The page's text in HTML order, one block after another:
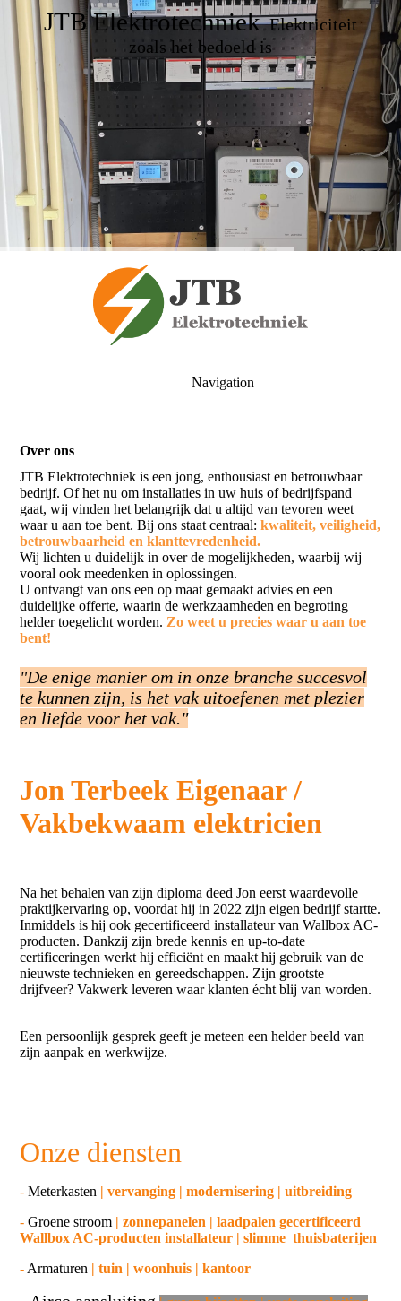
JTB ElektrotechniekElektriciteit
zoals het bedoeld is
Navigation
Over ons
JTB Elektrotechniek is een jong, enthousiast en betrouwbaar
bedrijf. Of het nu om installaties in uw huis of bedrijfspand
gaat, wij vinden het belangrijk dat u altijd van tevoren weet
waar u aan toe bent. Bij ons staat centraal:kwaliteit, veiligheid,
betrouwbaarheid en klanttevredenheid.
Wij lichten u duidelijk in over de mogelijkheden, waarbij wij
vooral ook meedenken in oplossingen.
U ontvangt van ons een op maat gemaakt advies en een
duidelijke offerte, waarin de werkzaamheden en begroting
helder toegelicht worden. Zo weet u precies waar u aan toe
bent!
"De enige manier om in onze branche succesvol
te kunnen zijn, is het vak uitoefenen met plezier
en liefde voor het vak."
Jon Terbeek Eigenaar /
Vakbekwaam elektricien
Na het behalen van zijn diploma deed Jon eerst waardevolle
praktijkervaring op, voordat hij in 2022 zijn eigen bedrijf startte.
Inmiddels is hij ook gecertificeerd installateur van Wallbox AC-
producten. Dankzij zijn brede kennis en up-to-date
certificeringen werkt hij efficiënt en maakt hij gebruik van de
nieuwste technieken en gereedschappen. Zijn grootste
drijfveer? Vakwerk leveren waar klanten écht blij van worden.
Een persoonlijk gesprek geeft je meteen een helder beeld van
zijn aanpak en werkwijze.
Onze diensten
-Meterkasten | vervanging | modernisering | uitbreiding
- Groene stroom | zonnepanelen | laadpalen gecertificeerd
Wallbox AC-producten installateur | slimme thuisbaterijen
- Armaturen | tuin | woonhuis | kantoor